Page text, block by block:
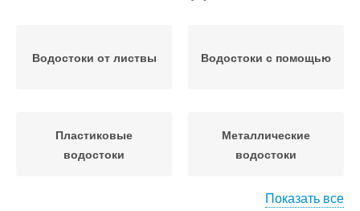
Водостоки от листвы Водостоки с помощью
Пластиковые
водостоки
Металлические
водостоки
Показать все